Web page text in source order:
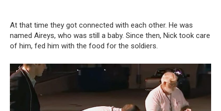
At that time they got connected with each other. He was
named Aireys, who was still a baby. Since then, Nick took care
of him, fed him with the food for the soldiers.